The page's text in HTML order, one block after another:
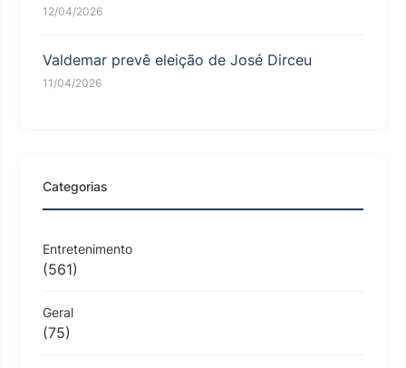
12/04/2026
Valdemar prevê eleição de José Dirceu
11/04/2026
Categorias
Entretenimento
(561)
Geral
(75)